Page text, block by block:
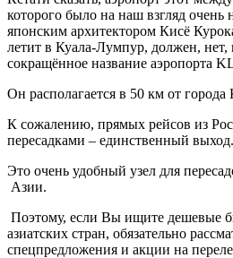
которого было на наш взгляд очень
японским архитектором Кисё
летит в Куала-Лумпур, должен, нет,
сокращённое название аэропорта
Он располагается в 50 км от
К сожалению, прямых рейсов из
пересадками – единственный выход.
Это очень удобный узел для
Азии.
Поэтому, если Вы ищите дешевые
азиатских стран, обязательно
спецпредложения и акции на